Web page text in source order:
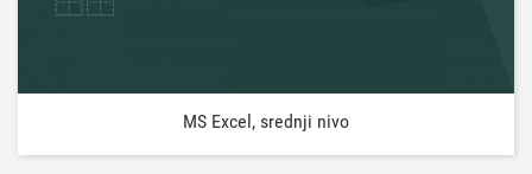
MS Excel, srednji nivo